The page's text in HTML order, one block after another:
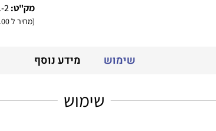
מק"ט:2
(מחיר ל 100 מ"ל: 945.00 ש"ח)
שימוש מידע נוסף
שימוש